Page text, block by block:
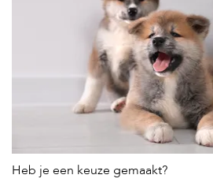
Heb je een keuze gemaakt?